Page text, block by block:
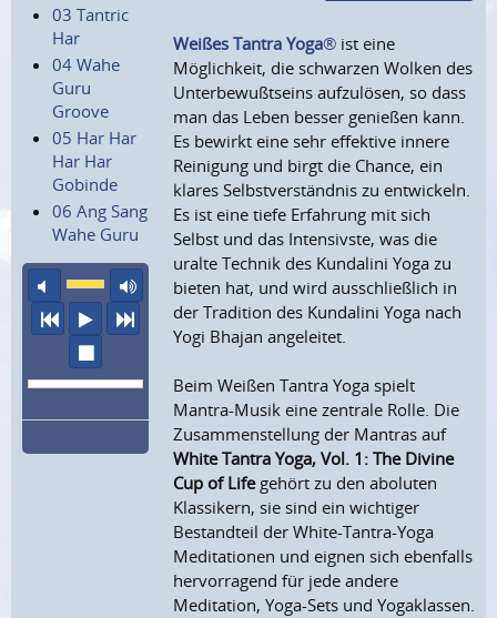
03 Tantric
Har
04 Wahe
Guru
Groove
05 Har Har
Har Har
Gobinde
06 Ang Sang
Wahe Guru
Ton aus
maximale Laustärke
vorheriger Titel
Abspielennächster Titel
Wiedergabe stoppen
Weißes Tantra Yoga® ist eine
Möglichkeit, die schwarzen Wolken des
Unterbewußtseins aufzulösen, so dass
man das Leben besser genießen kann.
Es bewirkt eine sehr effektive innere
Reinigung und birgt die Chance, ein
klares Selbstverständnis zu entwickeln.
Es ist eine tiefe Erfahrung mit sich
Selbst und das Intensivste, was die
uralte Technik des Kundalini Yoga zu
bieten hat, und wird ausschließlich in
der Tradition des Kundalini Yoga nach
Yogi Bhajan angeleitet.
Beim Weißen Tantra Yoga spielt
Mantra-Musik eine zentrale Rolle. Die
Zusammenstellung der Mantras auf
White Tantra Yoga, Vol. 1: The Divine
Cup of Lifegehört zu den aboluten
Klassikern, sie sind ein wichtiger
Bestandteil der White-Tantra-Yoga
Meditationen und eignen sich ebenfalls
hervorragend für jede andere
Meditation, Yoga-Sets und Yogaklassen.